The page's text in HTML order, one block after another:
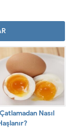
Nasıl